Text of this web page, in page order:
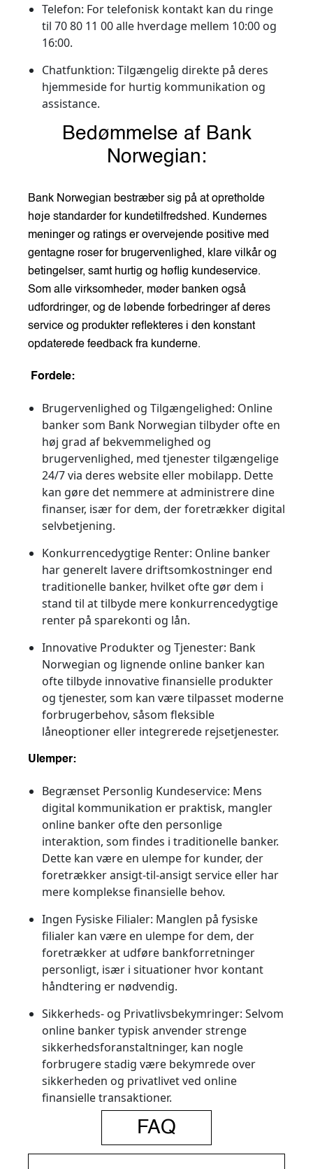
Telefon: For telefonisk kontakt kan du ringe
til 70 80 11 00 alle hverdage mellem 10:00 og
16:00.
Chatfunktion: Tilgængelig direkte på deres
hjemmeside for hurtig kommunikation og
assistance.
Bedømmelse af Bank
Norwegian:
Bank Norwegian bestræber sig på at opretholde
høje standarder for kundetilfredshed. Kundernes
meninger og ratings er overvejende positive med
gentagne roser for brugervenlighed, klare vilkår og
betingelser, samt hurtig og høflig kundeservice.
Som alle virksomheder, møder banken også
udfordringer, og de løbende forbedringer af deres
service og produkter reflekteres i den konstant
opdaterede feedback fra kunderne.
Fordele:
Brugervenlighed og Tilgængelighed: Online
banker som Bank Norwegian tilbyder ofte en
høj grad af bekvemmelighed og
brugervenlighed, med tjenester tilgængelige
24/7 via deres website eller mobilapp. Dette
kan gøre det nemmere at administrere dine
finanser, især for dem, der foretrækker digital
selvbetjening.
Konkurrencedygtige Renter: Online banker
har generelt lavere driftsomkostninger end
traditionelle banker, hvilket ofte gør dem i
stand til at tilbyde mere konkurrencedygtige
renter på sparekonti og lån.
Innovative Produkter og Tjenester: Bank
Norwegian og lignende online banker kan
ofte tilbyde innovative finansielle produkter
og tjenester, som kan være tilpasset moderne
forbrugerbehov, såsom fleksible
låneoptioner eller integrerede rejsetjenester.
Ulemper:
Begrænset Personlig Kundeservice: Mens
digital kommunikation er praktisk, mangler
online banker ofte den personlige
interaktion, som findes i traditionelle banker.
Dette kan være en ulempe for kunder, der
foretrækker ansigt-til-ansigt service eller har
mere komplekse finansielle behov.
Ingen Fysiske Filialer: Manglen på fysiske
filialer kan være en ulempe for dem, der
foretrækker at udføre bankforretninger
personligt, især i situationer hvor kontant
håndtering er nødvendig.
Sikkerheds- og Privatlivsbekymringer: Selvom
online banker typisk anvender strenge
sikkerhedsforanstaltninger, kan nogle
forbrugere stadig være bekymrede over
sikkerheden og privatlivet ved online
finansielle transaktioner.
FAQ